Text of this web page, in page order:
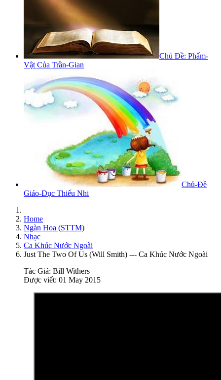
Chủ Đề: Phẩm-
Vật Của Trần-Gian
Chủ-Đề
Giáo-Dục Thiếu Nhi
Home
Ngàn Hoa (STTM)
Nhạc
Ca Khúc Nước Ngoài
Just The Two Of Us (Will Smith) --- Ca Khúc Nước Ngoài
Tác Giả: Bill Withers
Được viết: 01 May 2015